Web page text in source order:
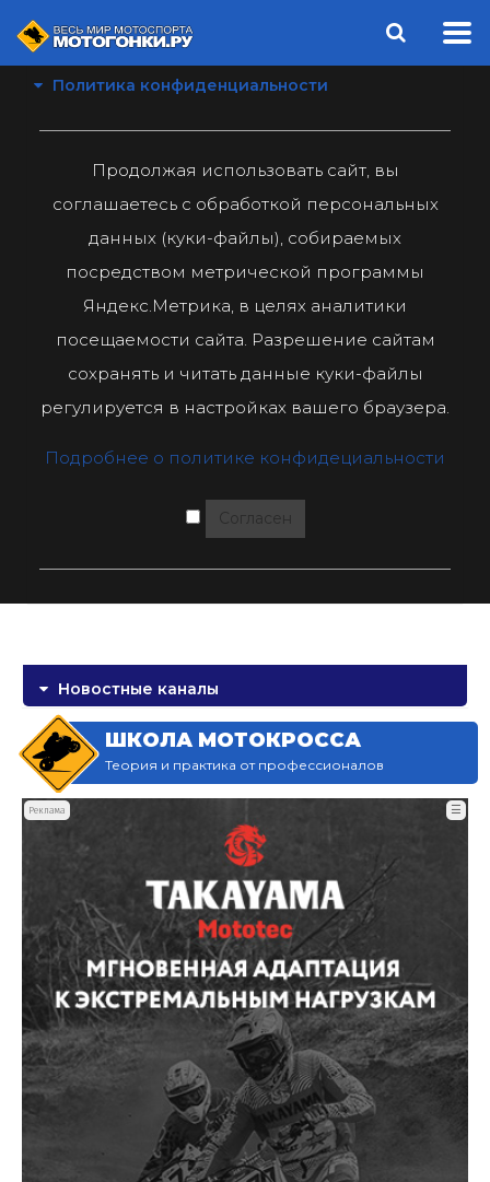
Политика конфиденциальности
Продолжая использовать сайт, вы
соглашаетесь с обработкой персональных
данных (куки-файлы), собираемых
посредством метрической программы
Яндекс.Метрика, в целях аналитики
посещаемости сайта. Разрешение сайтам
сохранять и читать данные куки-файлы
регулируется в настройках вашего браузера.
Подробнее о политике конфидециальности
Согласен
Новостные каналы
ШКОЛА МОТОКРОССА
Теория и практика от профессионалов
Реклама ☰